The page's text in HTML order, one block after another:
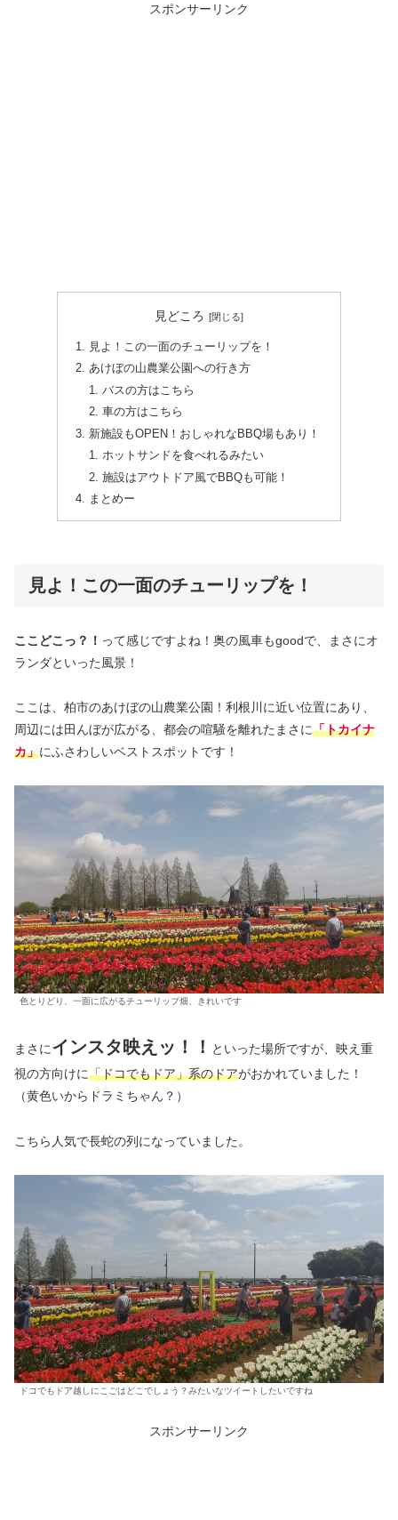
スポンサーリンク
見どころ
見よ！この一面のチューリップを！
あけぼの山農業公園への行き方
バスの方はこちら
車の方はこちら
新施設もOPEN！おしゃれなBBQ場もあり！
ホットサンドを食べれるみたい
施設はアウトドア風でBBQも可能！
まとめー
見よ！この一面のチューリップを！
ここどこっ？ ！ って感じですよね！奥の風車もgoodで、まさにオ
ランダといった風景！
ここは、柏市のあけぼの山農業公園！利根川に近い位置にあり、
周辺には田んぼが広がる、都会の喧騒を離れたまさに「トカイナ
カ」にふさわしいベストスポットです！
色とりどり、一面に広がるチューリップ畑、きれいです
まさにインスタ映えッ！！
といった場所ですが、映え重
視の方向けに「ドコでもドア」系のドアがおかれていました！
（黄色いからドラミちゃん？）
こちら人気で長蛇の列になっていました。
ドコでもドア越しにこごはどこでしょう？みたいなツイートしたいですね
スポンサーリンク